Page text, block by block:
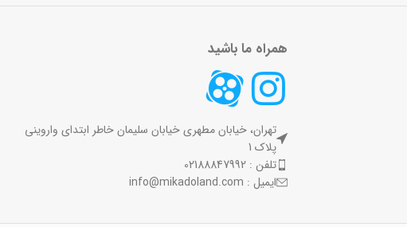
همراه ما باشید
تهران، خیابان مطهری خیابان سلیمان خاطر ابتدای واروینی
پلاک 1
تلفن : 02188847992
ایمیل : info@mikadoland.com